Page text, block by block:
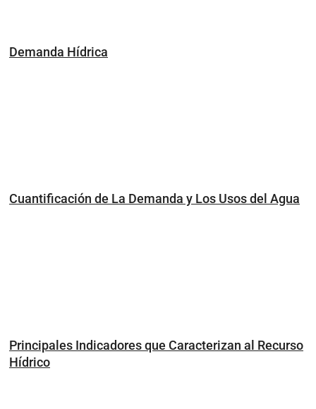
Demanda Hídrica
Cuantificación de La Demanda y Los Usos del Agua
Principales Indicadores que Caracterizan al Recurso
Hídrico